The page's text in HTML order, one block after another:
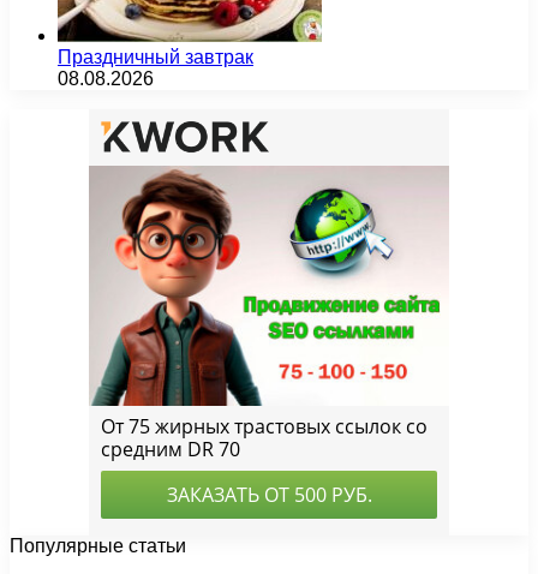
Праздничный завтрак
08.08.2026
Популярные статьи